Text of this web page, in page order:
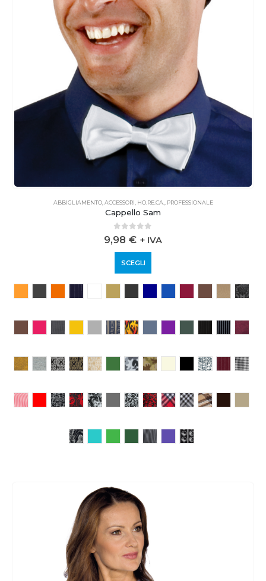
ABBIGLIAMENTO,ACCESSORI, HO.RE.CA., PROFESSIONALE
Cappello Sam
0 out of 5
9,98 € + IVA
SCEGLI